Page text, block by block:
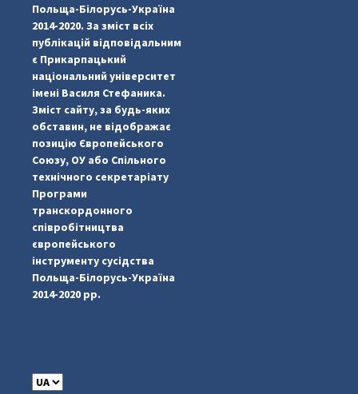
#PipIvanToday
pimrec_project
Польща-Білорусь-Україна
2014-2020. За зміст всіх
публікацій відповідальним
є Прикарпацький
національний університет
імені Василя Стефаника.
Зміст сайту, за будь-яких
обставин, не відображає
позицію Європейського
Союзу, ОУ або Спільного
технічного секретаріату
Програми
транскордонного
співробітництва
європейського
інструменту сусідства
Польща-Білорусь-Україна
2014-2020 рр.
C